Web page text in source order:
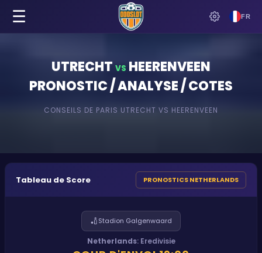
FR
☰
UTRECHT VS HEERENVEEN
PRONOSTIC / ANALYSE / COTES
CONSEILS DE PARIS UTRECHT VS HEERENVEEN
Tableau de Score PRONOSTICS NETHERLANDS
🏏Stadion Galgenwaard
Netherlands: Eredivisie